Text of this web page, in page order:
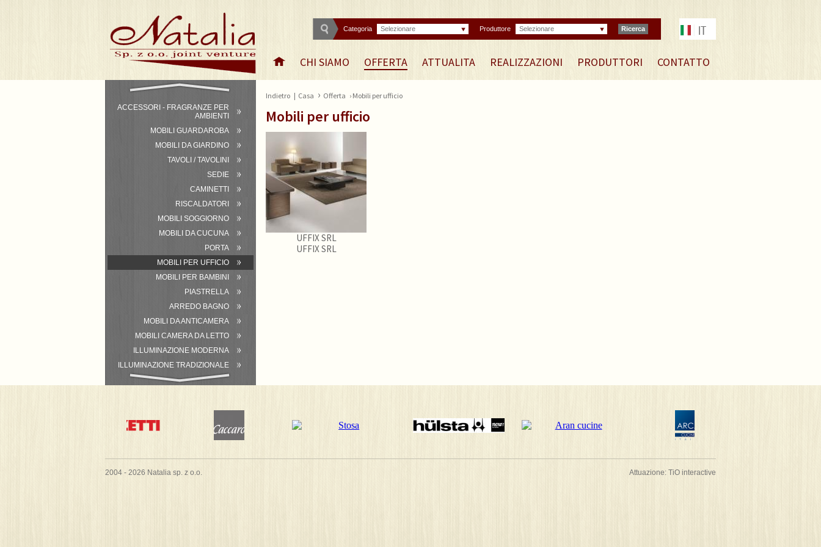
Categoria Selezionare Produttore Selezionare Ricerca
CHI SIAMO OFFERTA ATTUALITA REALIZZAZIONI PRODUTTORI CONTATTO
ACCESSORI - FRAGRANZE PER
AMBIENTI
MOBILI GUARDAROBA
MOBILI DA GIARDINO
TAVOLI / TAVOLINI
SEDIE
CAMINETTI
RISCALDATORI
MOBILI SOGGIORNO
MOBILI DA CUCUNA
PORTA
MOBILI PER UFFICIO
MOBILI PER BAMBINI
PIASTRELLA
ARREDO BAGNO
MOBILI DA ANTICAMERA
MOBILI CAMERA DA LETTO
ILLUMINAZIONE MODERNA
ILLUMINAZIONE TRADIZIONALE
ATTREZZATURA DEL BAGNO
Indietro | Casa › Offerta › Mobili per ufficio
Mobili per ufficio
UFFIX SRL
UFFIX SRL
2004 - 2026 Natalia sp. z o.o. Attuazione: TiO interactive